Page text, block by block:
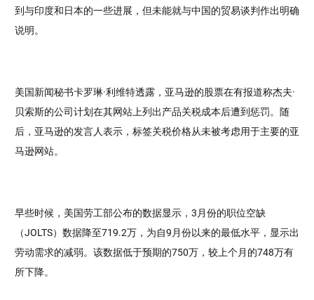
到与印度和日本的一些进展，但未能就与中国的贸易谈判作出明确
说明。
美国新闻秘书卡罗琳·利维特透露，亚马逊的股票在有报道称杰夫·
贝索斯的公司计划在其网站上列出产品关税成本后遭到惩罚。随
后，亚马逊的发言人表示，标签关税价格从未被考虑用于主要的亚
马逊网站。
早些时候，美国劳工部公布的数据显示，3月份的职位空缺
（JOLTS）数据降至719.2万，为自9月份以来的最低水平，显示出
劳动需求的减弱。该数据低于预期的750万，较上个月的748万有
所下降。